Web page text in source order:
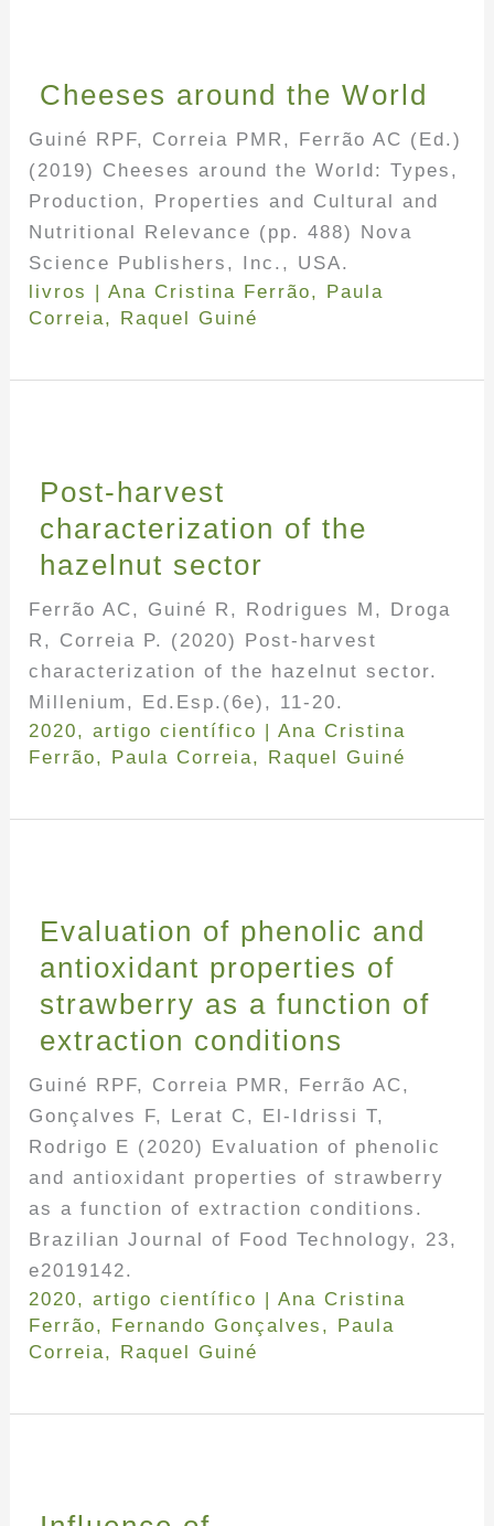
Cheeses around the World
Guiné RPF, Correia PMR, Ferrão AC (Ed.)
(2019) Cheeses around the World: Types,
Production, Properties and Cultural and
Nutritional Relevance (pp. 488) Nova
Science Publishers, Inc., USA.
livros |Ana Cristina Ferrão, Paula
Correia, Raquel Guiné
Post-harvest
characterization of the
hazelnut sector
Ferrão AC, Guiné R, Rodrigues M, Droga
R, Correia P. (2020) Post-harvest
characterization of the hazelnut sector.
Millenium, Ed.Esp.(6e), 11-20.
2020,artigo científico |Ana Cristina
Ferrão, Paula Correia, Raquel Guiné
Evaluation of phenolic and
antioxidant properties of
strawberry as a function of
extraction conditions
Guiné RPF, Correia PMR, Ferrão AC,
Gonçalves F, Lerat C, El-Idrissi T,
Rodrigo E (2020) Evaluation of phenolic
and antioxidant properties of strawberry
as a function of extraction conditions.
Brazilian Journal of Food Technology, 23,
e2019142.
2020,artigo científico |Ana Cristina
Ferrão, Fernando Gonçalves , Paula
Correia, Raquel Guiné